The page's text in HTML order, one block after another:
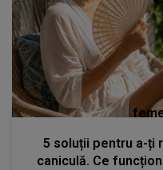
5 soluții pentru a-ți
caniculă. Ce